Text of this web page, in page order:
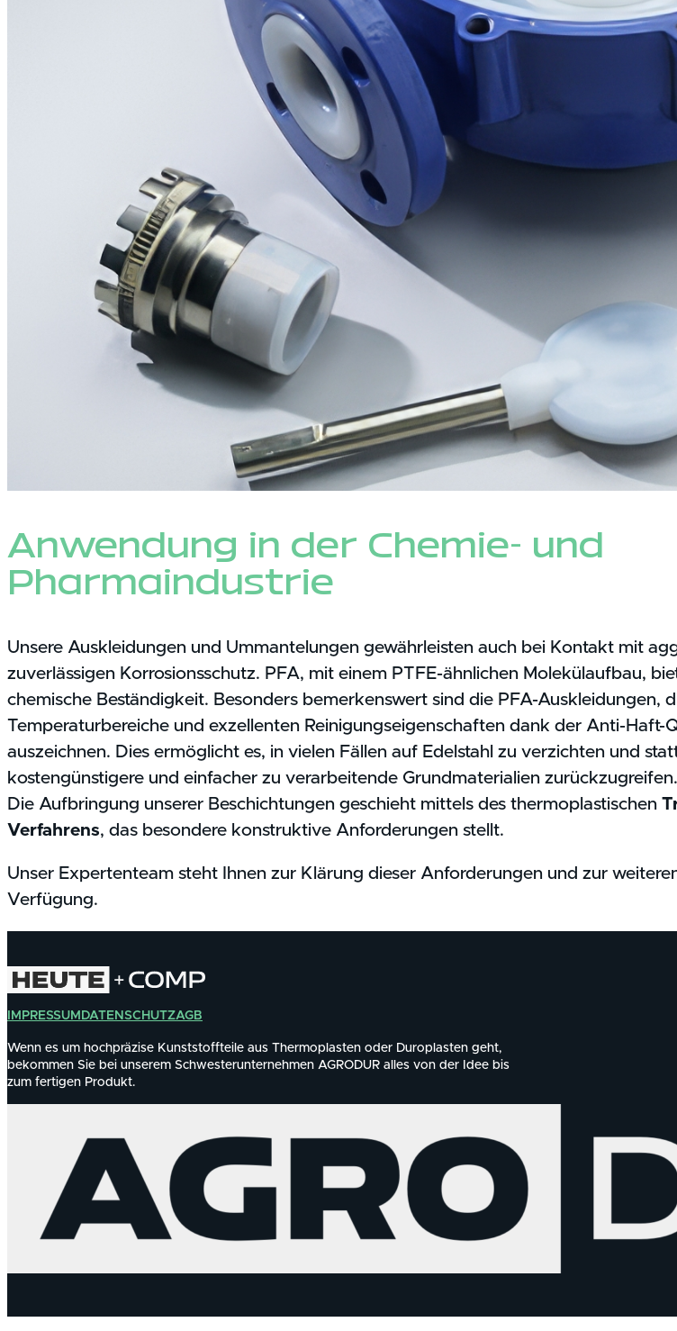
Anwendung in der Chemie- und
Pharmaindustrie
Unsere Auskleidungen und Ummantelungen gewährleisten auch bei Kontakt mit
zuverlässigen Korrosionsschutz. PFA, mit einem PTFE-ähnlichen Molekülaufbau,
chemische Beständigkeit. Besonders bemerkenswert sind die PFA-Auskleidungen,
Temperaturbereiche und exzellenten Reinigungseigenschaften dank der Anti-Haft-
auszeichnen. Dies ermöglicht es, in vielen Fällen auf Edelstahl zu verzichten und
kostengünstigere und einfacher zu verarbeitende Grundmaterialien zurückzugreifen.
Die Aufbringung unserer Beschichtungen geschieht mittels des thermoplastischen
Verfahrens, das besondere konstruktive Anforderungen stellt.
Unser Expertenteam steht Ihnen zur Klärung dieser Anforderungen und zur
Verfügung.
IMPRESSUM DATENSCHUTZAGB
Wenn es um hochpräzise Kunststoffteile aus Thermoplasten oder Duroplasten geht,
bekommen Sie bei unserem Schwesterunternehmen AGRODUR alles von der Idee bis
zum fertigen Produkt.